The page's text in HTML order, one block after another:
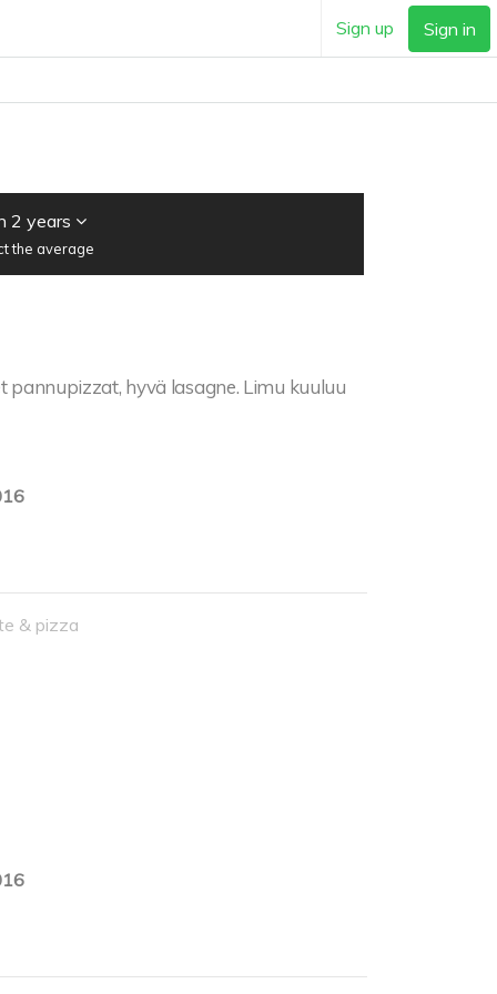
Sign up Sign in
2 years
the average
pannupizzat, hyvä lasagne. Limu kuuluu
& pizza